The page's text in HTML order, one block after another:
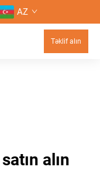
AZ
Təklif alın
alın